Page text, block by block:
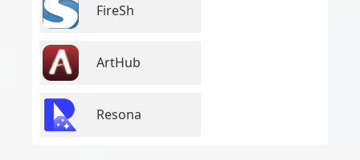
FireSh
ArtHub
Resona